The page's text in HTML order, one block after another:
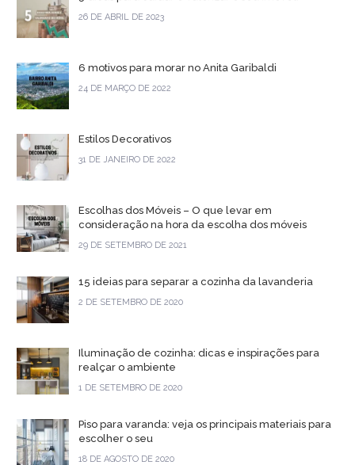
26 DE ABRIL DE 2023
6 motivos para morar no Anita Garibaldi
24 DE MARÇO DE 2022
Estilos Decorativos
31 DE JANEIRO DE 2022
Escolhas dos Móveis – O que levar em
consideração na hora da escolha dos móveis
29 DE SETEMBRO DE 2021
15 ideias para separar a cozinha da lavanderia
2 DE SETEMBRO DE 2020
Iluminação de cozinha: dicas e inspirações para
realçar o ambiente
1 DE SETEMBRO DE 2020
Piso para varanda: veja os principais materiais para
escolher o seu
18 DE AGOSTO DE 2020